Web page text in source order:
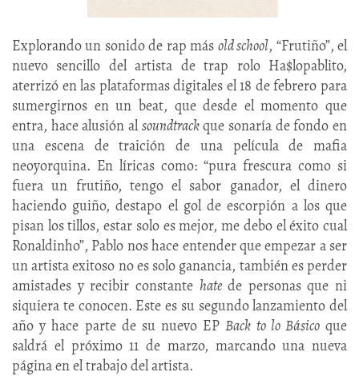
Explorando un sonido de rap más old school, “Frutiño”, el
nuevo sencillo del artista de trap rolo Ha$lopablito,
aterrizó en las plataformas digitales el 18 de febrero para
sumergirnos en un beat, que desde el momento que
entra, hace alusión al soundtrackque sonaría de fondo en
una escena de traición de una película de mafia
neoyorquina. En líricas como: “pura frescura como si
fuera un frutiño, tengo el sabor ganador, el dinero
haciendo guiño, destapo el gol de escorpión a los que
pisan los tillos, estar solo es mejor, me debo el éxito cual
Ronaldinho”, Pablo nos hace entender que empezar a ser
un artista exitoso no es solo ganancia, también es perder
amistades y recibir constante hatede personas que ni
siquiera te conocen. Este es su segundo lanzamiento del
año y hace parte de su nuevo EPBack to lo Básicoque
saldrá el próximo 11 de marzo, marcando una nueva
página en el trabajo del artista.